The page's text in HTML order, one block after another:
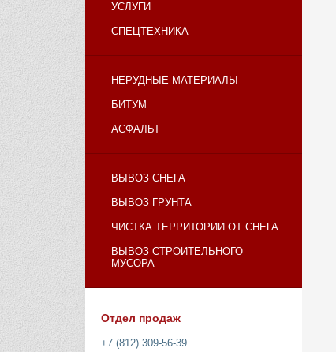
УСЛУГИ
СПЕЦТЕХНИКА
НЕРУДНЫЕ МАТЕРИАЛЫ
БИТУМ
АСФАЛЬТ
ВЫВОЗ СНЕГА
ВЫВОЗ ГРУНТА
ЧИСТКА ТЕРРИТОРИИ ОТ СНЕГА
ВЫВОЗ СТРОИТЕЛЬНОГО
МУСОРА
Отдел продаж
+7 (812) 309-56-39